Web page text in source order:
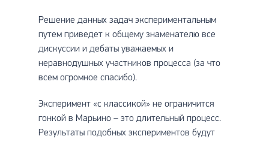
Решение данных задач экспериментальным
путем приведет к общему знаменателю все
дискуссии и дебаты уважаемых и
неравнодушных участников процесса (за что
всем огромное спасибо).
Эксперимент «с классикой» не ограничится
гонкой в Марьино – это длительный процесс.
Результаты подобных экспериментов будут